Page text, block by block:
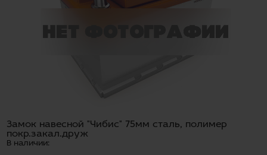
Замок навесной "Чибис" 75мм сталь, полимер
покр.закал.друж
В наличии: